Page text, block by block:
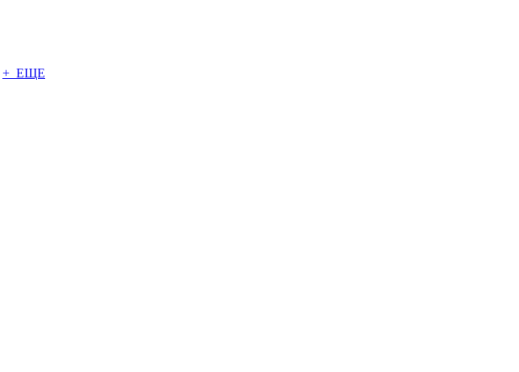
+ ЕЩЕ